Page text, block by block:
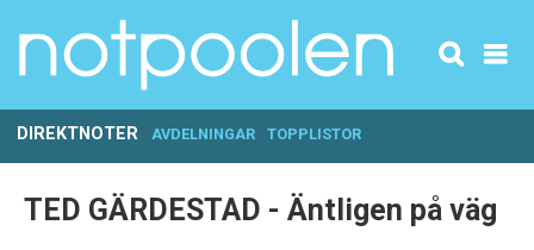
DIREKTNOTER AVDELNINGAR TOPPLISTOR
TED GÄRDESTAD - Äntligen på väg